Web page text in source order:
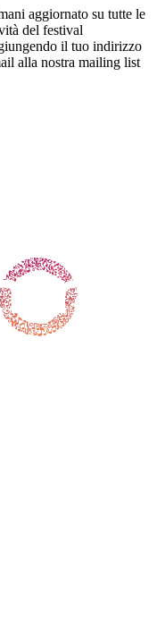
aggiornato su tutte le
del festival
il tuo indirizzo
alla nostra mailing list